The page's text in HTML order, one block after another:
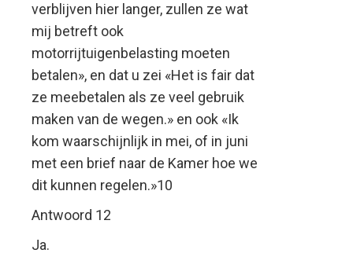
verblijven hier langer, zullen ze wat
mij betreft ook
motorrijtuigenbelasting moeten
betalen», en dat u zei «Het is fair dat
ze meebetalen als ze veel gebruik
maken van de wegen.» en ook «Ik
kom waarschijnlijk in mei, of in juni
met een brief naar de Kamer hoe we
dit kunnen regelen.»10
Antwoord 12
Ja.